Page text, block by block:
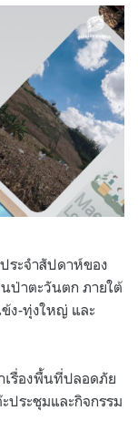
ระจำสัปดาห์ของ
ป่าตะวันตก ภายใต้
ง-ทุ่งใหญ่ และ
รื่องพื้นที่ปลอดภัย
ระชุมและกิจกรรม